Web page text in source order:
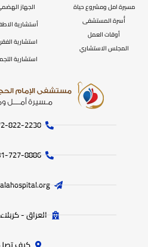
822-2230‏ 964+
727-8886 964+
العراق -
الجهاز
أستشارية
استشارية
استشارية
مسيرة امل ومشروع حياة
أُسرة المستشفى
أوقات العمل
المجلس الاستشاري